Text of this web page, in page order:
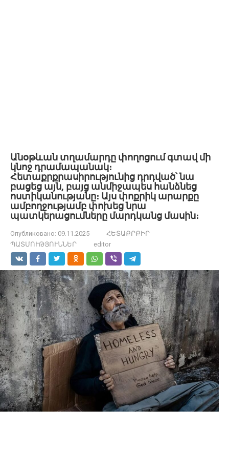
Անօթևան տղամարդը փողոցում գտավ մի
կնոջ դրամապանակ։
Հետաքրքրասիրությունից դրդված՝ նա
բացեց այն, բայց անմիջապես հանձնեց
ոստիկանությանը։ Այս փոքրիկ արարքը
ամբողջությամբ փոխեց նրա
պատկերացումները մարդկանց մասին։
Опубликовано: 09.11.2025
ՀԵՏԱՔՐՔԻՐ
ՊԱՏՄՈՒԹՅՈՒՆՆԵՐ
editor